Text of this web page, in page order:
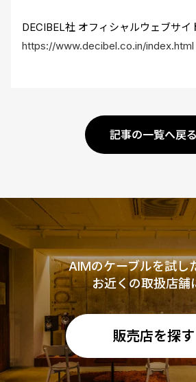
DECIBEL社 オフィシャルウェブサイ
https://www.decibel.co.in/index.html
記事の一覧へ戻る
AIMのケーブルを試し
お近くの取扱店舗
販売店を探す